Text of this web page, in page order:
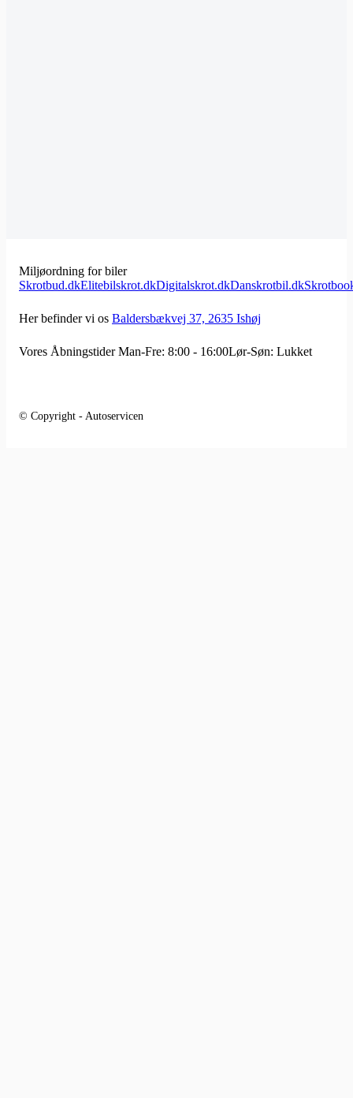
Miljøordning for biler
Skrotbud.dkElitebilskrot.dkDigitalskrot.dkDanskrotbil.dk
Her befinder vi os Baldersbækvej 37, 2635 Ishøj
Vores Åbningstider Man-Fre: 8:00 - 16:00Lør-Søn: Lukket
© Copyright - Autoservicen